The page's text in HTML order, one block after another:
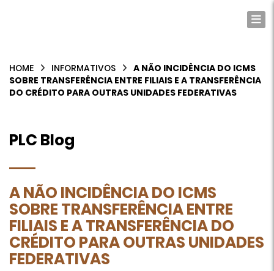
HOME INFORMATIVOS
A NÃO INCIDÊNCIA DO ICMS
SOBRE TRANSFERÊNCIA ENTRE FILIAIS E A TRANSFERÊNCIA
DO CRÉDITO PARA OUTRAS UNIDADES FEDERATIVAS
PLC Blog
A NÃO INCIDÊNCIA DO ICMS
SOBRE TRANSFERÊNCIA ENTRE
FILIAIS E A TRANSFERÊNCIA DO
CRÉDITO PARA OUTRAS UNIDADES
FEDERATIVAS